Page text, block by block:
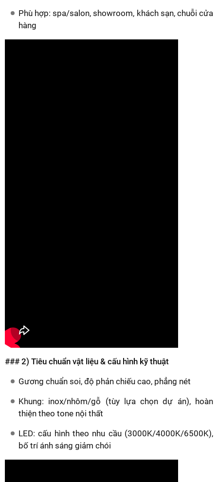
Phù hợp: spa/salon, showroom, khách sạn, chuỗi cửa
hàng
### 2) Tiêu chuẩn vật liệu & cấu hình kỹ thuật
Gương chuẩn soi, độ phản chiếu cao, phẳng nét
Khung: inox/nhôm/gỗ (tùy lựa chọn dự án), hoàn
thiện theo tone nội thất
LED: cấu hình theo nhu cầu (3000K/4000K/6500K),
bố trí ánh sáng giảm chói